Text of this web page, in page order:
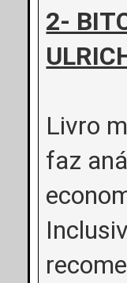
2-
Livro
faz